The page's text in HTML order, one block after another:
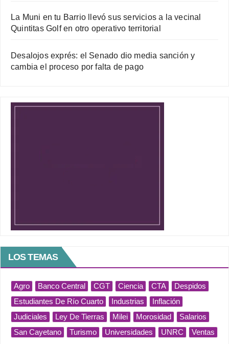
La Muni en tu Barrio llevó sus servicios a la vecinal
Quintitas Golf en otro operativo territorial
Desalojos exprés: el Senado dio media sanción y
cambia el proceso por falta de pago
LOS TEMAS
Agro Banco Central CGT Ciencia CTA
Despidos
Estudiantes De Río Cuarto
Industrias
Inflación
Judiciales
Ley De Tierras Milei Morosidad
Salarios
San Cayetano
Turismo Universidades UNRC Ventas